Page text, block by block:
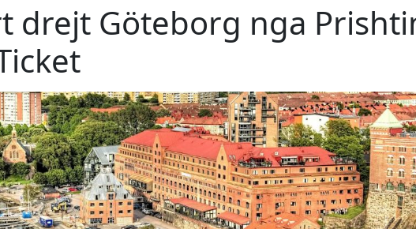
drejt Göteborg nga